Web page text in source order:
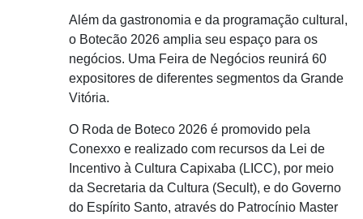
Além da gastronomia e da programação cultural,
o Botecão 2026 amplia seu espaço para os
negócios. Uma Feira de Negócios reunirá 60
expositores de diferentes segmentos da Grande
Vitória.
O Roda de Boteco 2026 é promovido pela
Conexxo e realizado com recursos da Lei de
Incentivo à Cultura Capixaba (LICC), por meio
da Secretaria da Cultura (Secult), e do Governo
do Espírito Santo, através do Patrocínio Master